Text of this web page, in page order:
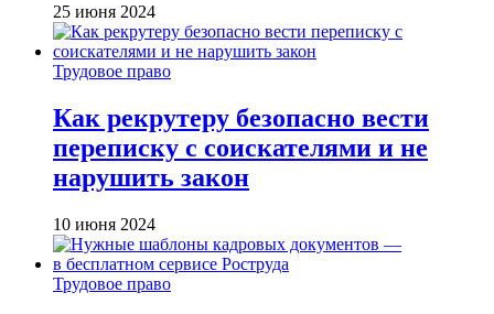
25 июня 2024
Трудовое право
Как рекрутеру безопасно вести
переписку с соискателями и не
нарушить закон
10 июня 2024
Трудовое право